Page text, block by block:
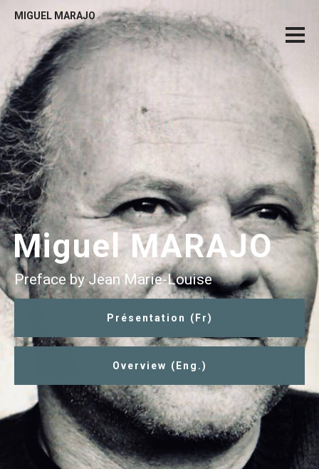
MIGUEL MARAJO
Miguel MARAJO
Preface by Jean Marie-Louise
Présentation (Fr)
Overview (Eng.)